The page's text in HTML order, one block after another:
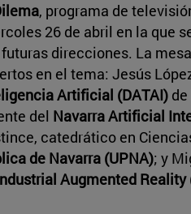
, programa de
26 de abril en la que
direcciones. La
en el tema: Jesús
Artificial (DATAI)
del Navarra Artificial
catedrático en
de Navarra (UPNA); y
Augmented Reality